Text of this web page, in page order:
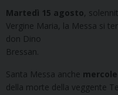
Martedì 15 agosto ,
Vergine Maria, la Messa si
don Dino
Bressan.
Santa Messa anche
della morte della veggente